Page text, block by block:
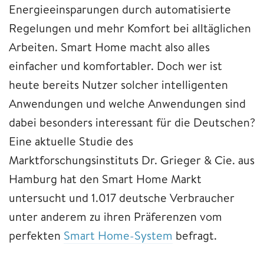
Energieeinsparungen durch automatisierte
Regelungen und mehr Komfort bei alltäglichen
Arbeiten. Smart Home macht also alles
einfacher und komfortabler. Doch wer ist
heute bereits Nutzer solcher intelligenten
Anwendungen und welche Anwendungen sind
dabei besonders interessant für die Deutschen?
Eine aktuelle Studie des
Marktforschungsinstituts Dr. Grieger & Cie. aus
Hamburg hat den Smart Home Markt
untersucht und 1.017 deutsche Verbraucher
unter anderem zu ihren Präferenzen vom
perfekten Smart Home-System befragt.